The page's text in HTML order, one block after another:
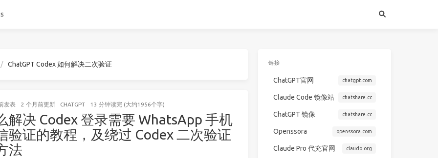
ChatGPT Codex 如何解决二次验证
发表 2 个月前更新 CHATGPT 13 分钟读完 (大约1956个字)
解决 Codex 登录需要 WhatsApp 手机
验证的教程，及绕过 Codex 二次验证
法
链接
ChatGPT官网 chatgpt.com
Claude Code 镜像站 chatshare.cc
ChatGPT 镜像 chatshare.cc
Openssora openssora.com
Claude Pro 代充官网 claudo.org